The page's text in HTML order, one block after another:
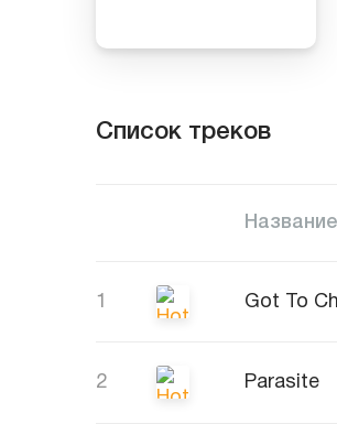
Список треков
Название
1 Got To
2 Parasite